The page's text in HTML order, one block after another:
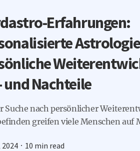
Erfahrungen:
und Nachteile
Suche nach persönlicher
greifen viele Menschen auf
2024 10 min read